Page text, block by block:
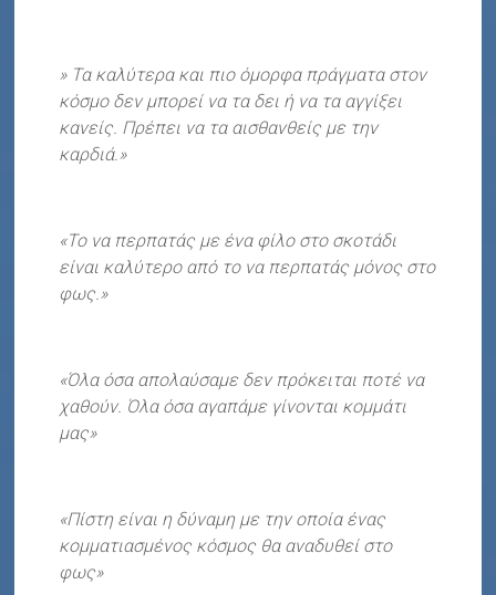
» Τα καλύτερα και πιο όμορφα πράγματα στον
κόσμο δεν μπορεί να τα δει ή να τα αγγίξει
κανείς. Πρέπει να τα αισθανθείς με την
καρδιά.»
«Το να περπατάς με ένα φίλο στο σκοτάδι
είναι καλύτερο από το να περπατάς μόνος στο
φως.»
«Όλα όσα απολαύσαμε δεν πρόκειται ποτέ να
χαθούν. Όλα όσα αγαπάμε γίνονται κομμάτι
μας»
«Πίστη είναι η δύναμη με την οποία ένας
κομματιασμένος κόσμος θα αναδυθεί στο
φως»